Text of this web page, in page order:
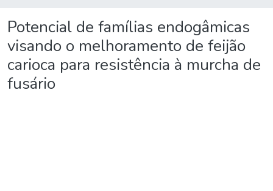
Potencial de famílias endogâmicas
visando o melhoramento de feijão
carioca para resistência à murcha de
fusário